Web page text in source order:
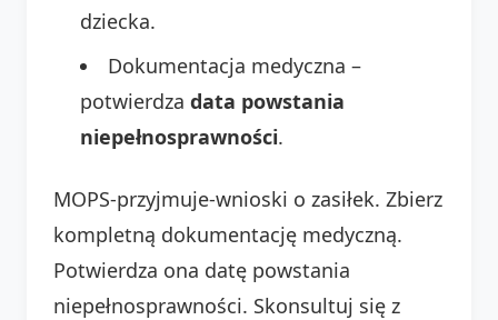
dziecka.
Dokumentacja medyczna –
potwierdza data powstania
niepełnosprawności.
MOPS-przyjmuje-wnioski o zasiłek. Zbierz
kompletną dokumentację medyczną.
Potwierdza ona datę powstania
niepełnosprawności. Skonsultuj się z